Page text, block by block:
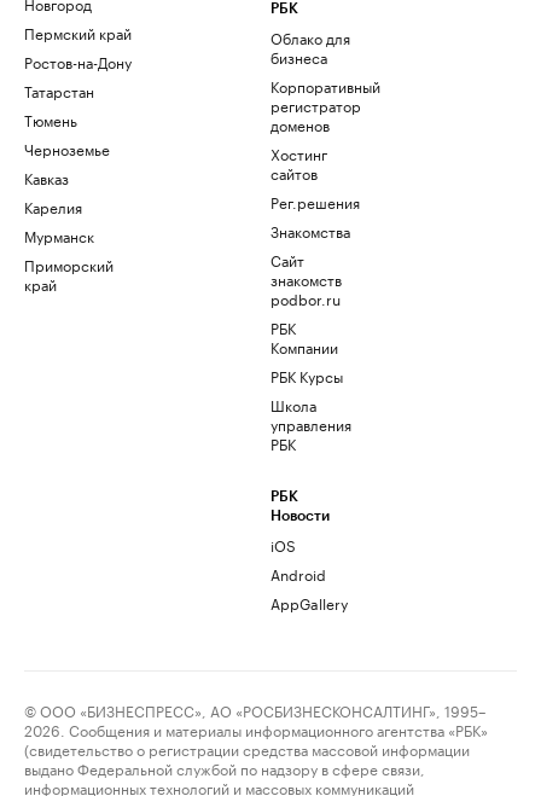
Пермский край
Ростов-на-Дону
Татарстан
Тюмень
Черноземье
Кавказ
Карелия
Мурманск
Приморский
край
РБК
Облако для
бизнеса
Корпоративный
регистратор
доменов
Хостинг
сайтов
Рег.решения
Знакомства
Сайт
знакомств
podbor.ru
РБК
Компании
РБК Курсы
Школа
управления
РБК
РБК
Новости
iOS
Android
AppGallery
© ООО «БИЗНЕСПРЕСС», АО «РОСБИЗНЕСКОНСАЛТИНГ», 1995–
2026. Сообщения и материалы информационного агентства «РБК»
(свидетельство о регистрации средства массовой информации
выдано Федеральной службой по надзору в сфере связи,
информационных технологий и массовых коммуникаций